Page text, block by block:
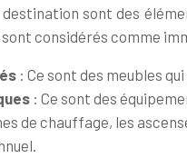
sont des
considérés comme
: Ce sont des meubles
: Ce sont des
de chauffage, les